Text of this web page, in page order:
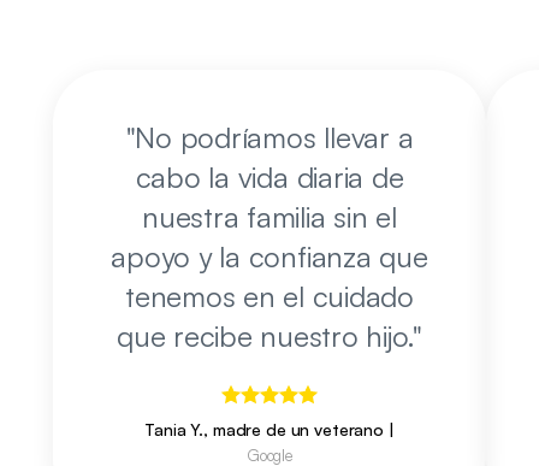
"No podríamos llevar a
cabo la vida diaria de
nuestra familia sin el
apoyo y la confianza que
tenemos en el cuidado
que recibe nuestro hijo."
Tania Y., madre de un veterano |
Google